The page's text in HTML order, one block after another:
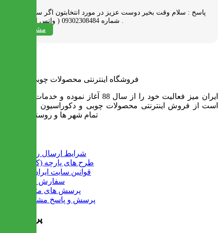
پاسخ : سلام وقت بخیر دوست عزیز در مورد انتخابتون اگر سوالی دارید به
شماره 09302308484 ( واتس اپ ) پیام بدید .
مشاهده همه
فروشگاه اینترنتی محصولات چوبی ایران میز
ایران میز فعالیت خود را از سال 88 آغاز نموده و خدمات آن عبارت
است از فروش اینترنتی محصولات چوبی و دکوراسیون و ارسال به
تمام شهر ها و روستاهای کشور
شرایط ارسال رایگان
طرح های پارچه (کالیته)
قوانین سایت ایران میز
سفارش عمده
پرسش های متداول
پرسش و پاسخ مشتریان
پرفروش ها